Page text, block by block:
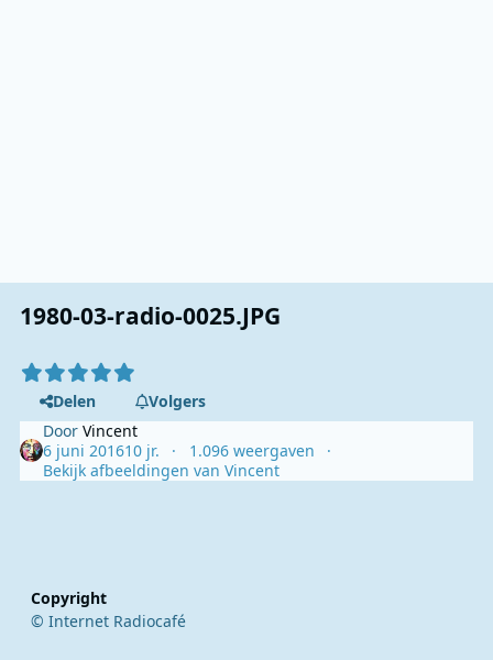
1980-03-radio-0025.JPG
Delen
Volgers
DoorVincent
6 juni 201610 jr.
1.096 weergaven
Bekijk afbeeldingen van Vincent
Copyright
© Internet Radiocafé